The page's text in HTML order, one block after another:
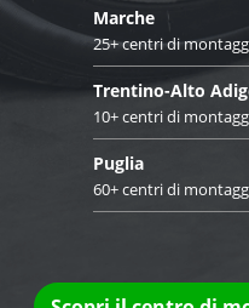
Marche
25+ centri di
Trentino-Alto
10+ centri di
Puglia
60+ centri di